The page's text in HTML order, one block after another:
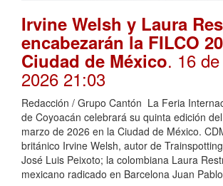
Irvine Welsh y Laura
encabezarán la FILCO
Ciudad de México. 16
2026 21:03
Redacción / Grupo Cantón La Feria
de Coyoacán celebrará su quinta edición
marzo de 2026 en la Ciudad de México.
británico Irvine Welsh, autor de
José Luis Peixoto; la colombiana Laura
mexicano radicado en Barcelona Juan